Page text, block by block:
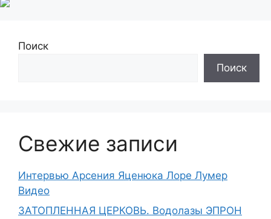
Поиск
Поиск
Свежие записи
Интервью Арсения Яценюка Лоре Лумер
Видео
ЗАТОПЛЕННАЯ ЦЕРКОВЬ. Водолазы ЭПРОН